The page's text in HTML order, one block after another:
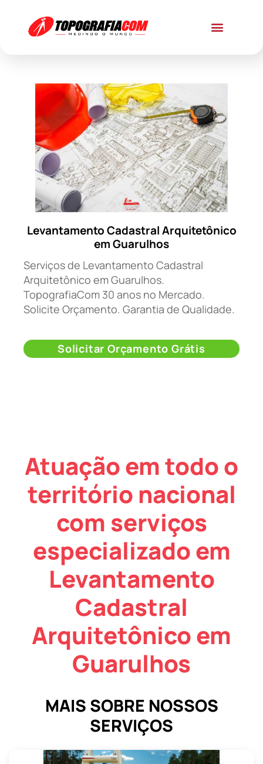
Levantamento Cadastral Arquitetônico
em Guarulhos
Serviços de Levantamento Cadastral
Arquitetônico em Guarulhos.
TopografiaCom 30 anos no Mercado.
Solicite Orçamento. Garantia de Qualidade.
Solicitar Orçamento Grátis
Atuação em todo o
território nacional
com serviços
especializado em
Levantamento
Cadastral
Arquitetônico em
Guarulhos
MAIS SOBRE NOSSOS
SERVIÇOS